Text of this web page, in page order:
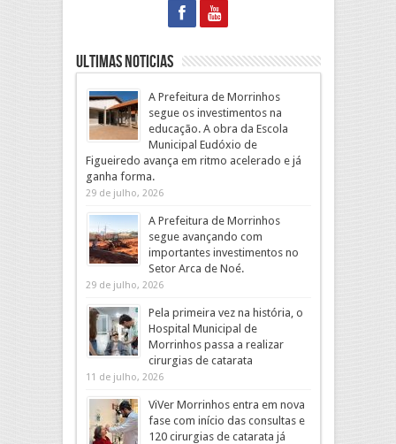
Ultimas Noticias
A Prefeitura de Morrinhos
segue os investimentos na
educação. A obra da Escola
Municipal Eudóxio de
Figueiredo avança em ritmo acelerado e já
ganha forma.
29 de julho, 2026
A Prefeitura de Morrinhos
segue avançando com
importantes investimentos no
Setor Arca de Noé.
29 de julho, 2026
Pela primeira vez na história, o
Hospital Municipal de
Morrinhos passa a realizar
cirurgias de catarata
11 de julho, 2026
ViVer Morrinhos entra em nova
fase com início das consultas e
120 cirurgias de catarata já